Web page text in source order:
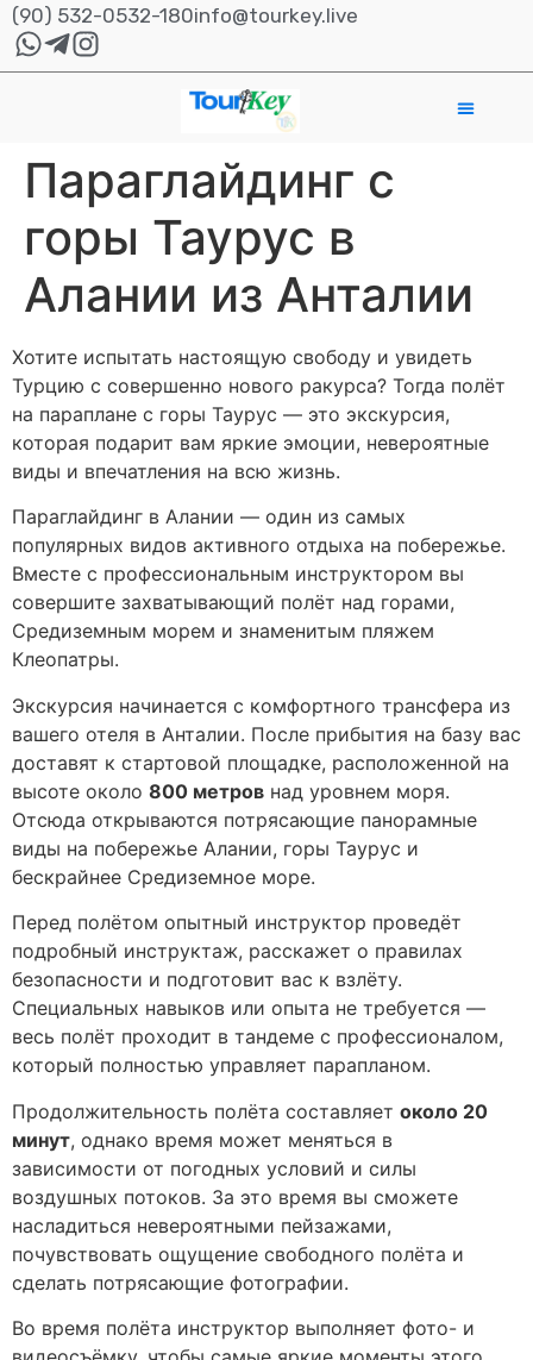
(90) 532-0532-180info@tourkey.live
Параглайдинг с
горы Таурус в
Алании из Анталии
Хотите испытать настоящую свободу и увидеть
Турцию с совершенно нового ракурса? Тогда полёт
на параплане с горы Таурус — это экскурсия,
которая подарит вам яркие эмоции, невероятные
виды и впечатления на всю жизнь.
Параглайдинг в Алании — один из самых
популярных видов активного отдыха на побережье.
Вместе с профессиональным инструктором вы
совершите захватывающий полёт над горами,
Средиземным морем и знаменитым пляжем
Клеопатры.
Экскурсия начинается с комфортного трансфера из
вашего отеля в Анталии. После прибытия на базу вас
доставят к стартовой площадке, расположенной на
высоте около 800 метров над уровнем моря.
Отсюда открываются потрясающие панорамные
виды на побережье Алании, горы Таурус и
бескрайнее Средиземное море.
Перед полётом опытный инструктор проведёт
подробный инструктаж, расскажет о правилах
безопасности и подготовит вас к взлёту.
Специальных навыков или опыта не требуется —
весь полёт проходит в тандеме с профессионалом,
который полностью управляет парапланом.
Продолжительность полёта составляет около 20
минут, однако время может меняться в
зависимости от погодных условий и силы
воздушных потоков. За это время вы сможете
насладиться невероятными пейзажами,
почувствовать ощущение свободного полёта и
сделать потрясающие фотографии.
Во время полёта инструктор выполняет фото- и